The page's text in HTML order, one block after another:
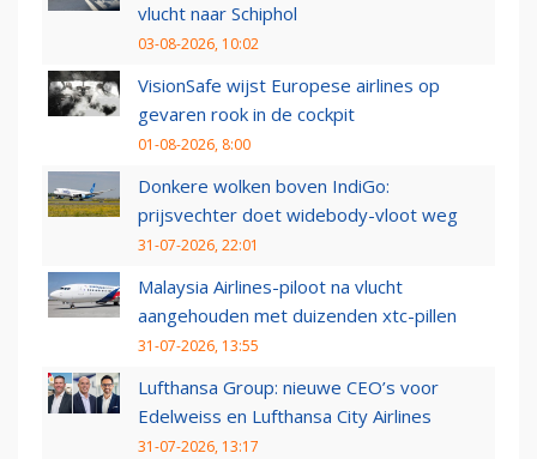
vlucht naar Schiphol
03-08-2026, 10:02
VisionSafe wijst Europese airlines op
gevaren rook in de cockpit
01-08-2026, 8:00
Donkere wolken boven IndiGo:
prijsvechter doet widebody-vloot weg
31-07-2026, 22:01
Malaysia Airlines-piloot na vlucht
aangehouden met duizenden xtc-pillen
31-07-2026, 13:55
Lufthansa Group: nieuwe CEO’s voor
Edelweiss en Lufthansa City Airlines
31-07-2026, 13:17